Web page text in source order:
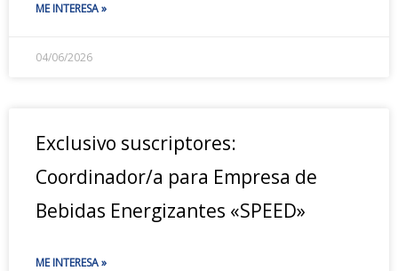
ME INTERESA »
04/06/2026
Exclusivo suscriptores:
Coordinador/a para Empresa de
Bebidas Energizantes «SPEED»
ME INTERESA »